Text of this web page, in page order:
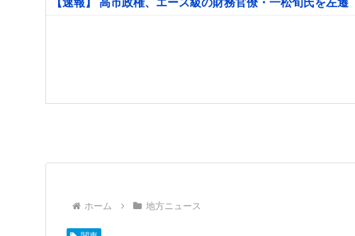
【速報】 高市政権、エース級の財務官僚・一松旬氏を左
ホーム 地方ニュース